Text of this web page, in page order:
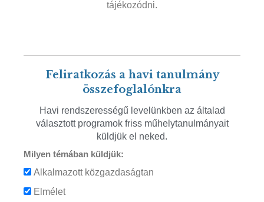
tájékozódni.
Feliratkozás a havi tanulmány
összefoglalónkra
Havi rendszerességű levelünkben az általad
választott programok friss műhelytanulmányait
küldjük el neked.
Milyen témában küldjük:
Alkalmazott közgazdaságtan
Elmélet